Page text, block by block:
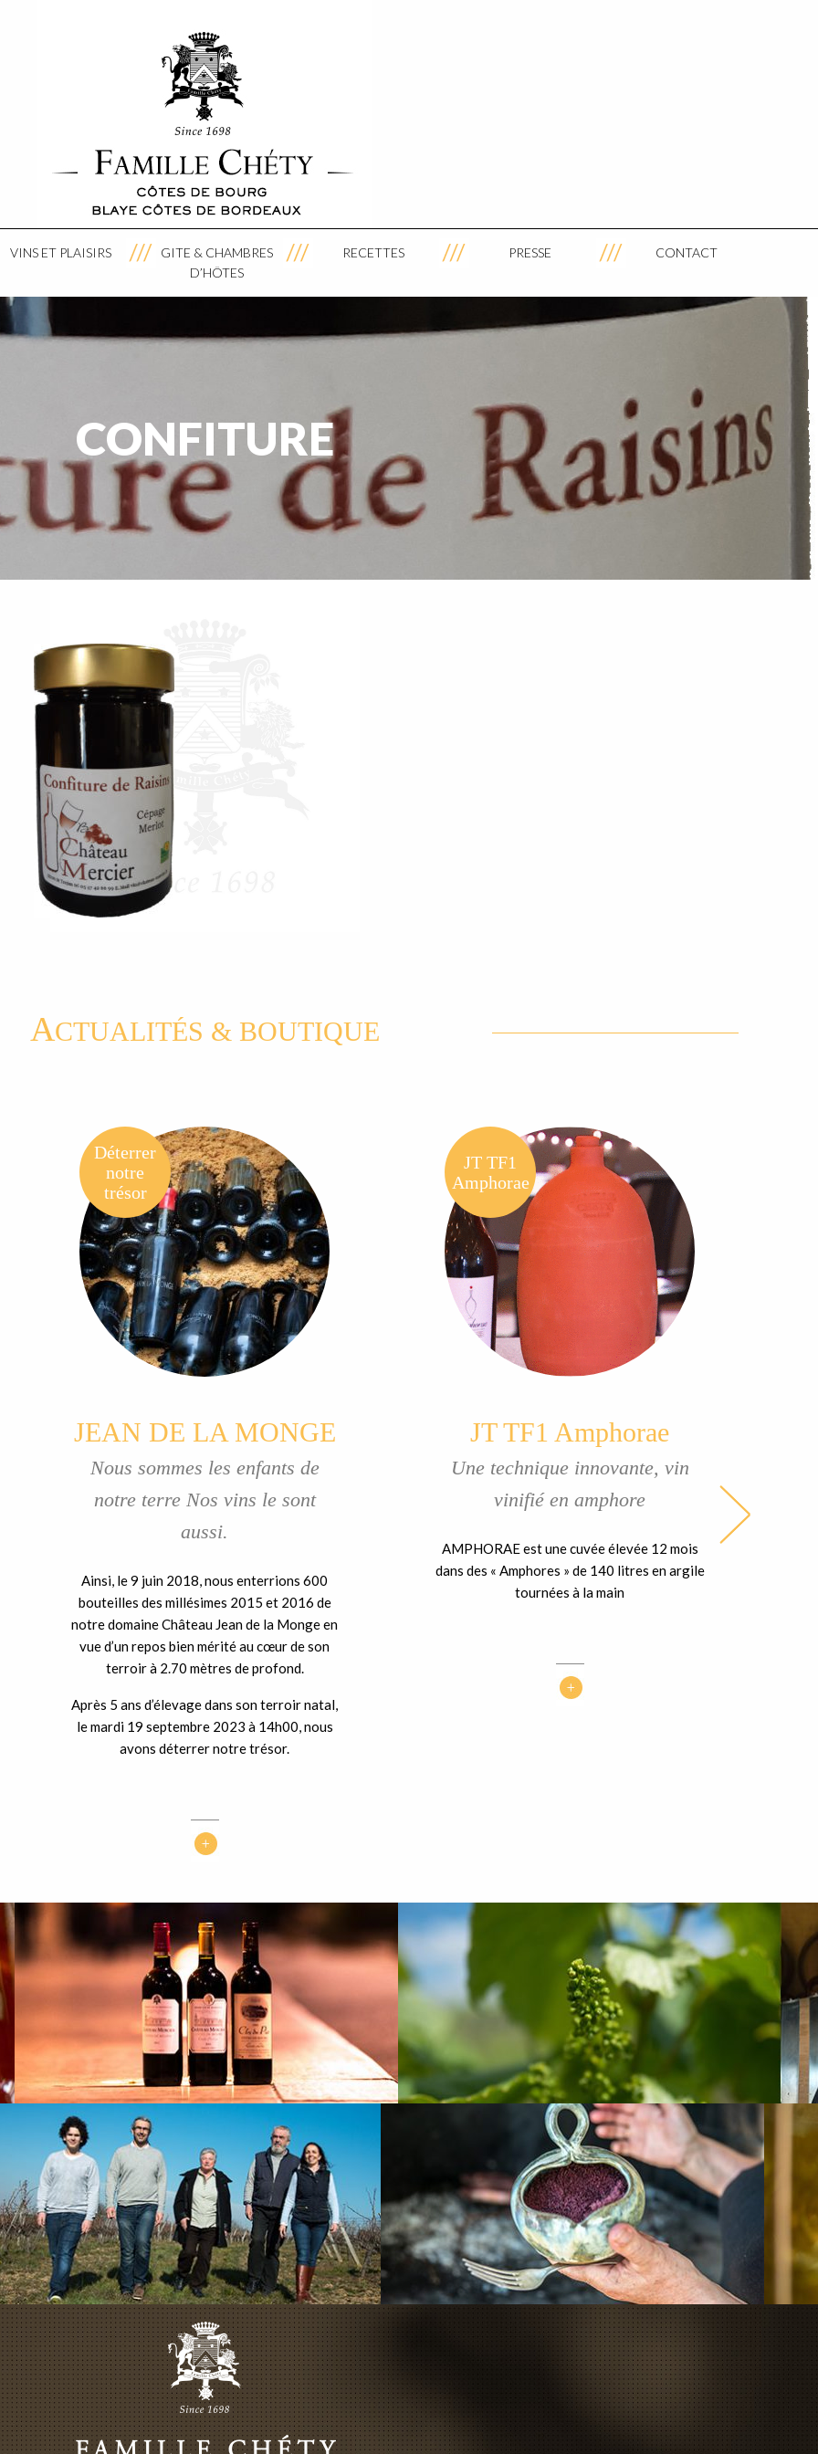
VINS ET PLAISIRS
GITE & CHAMBRES
D’HÔTES
RECETTES PRESSE CONTACT
CONFITURE
ACTUALITÉS & BOUTIQUE
Déterrer
notre
trésor
JEAN DE LA MONGE
Nous sommes les enfants de
notre terre Nos vins le sont
aussi.
Ainsi, le 9 juin 2018, nous enterrions 600
bouteilles des millésimes 2015 et 2016 de
notre domaine Château Jean de la Monge en
vue d’un repos bien mérité au cœur de son
terroir à 2.70 mètres de profond.
Après 5 ans d’élevage dans son terroir natal,
le mardi 19 septembre 2023 à 14h00, nous
avons déterrer notre trésor.
JT TF1
Amphorae
JT TF1 Amphorae
Une technique innovante, vin
vinifié en amphore
AMPHORAE est une cuvée élevée 12 mois
dans des « Amphores » de 140 litres en argile
tournées à la main